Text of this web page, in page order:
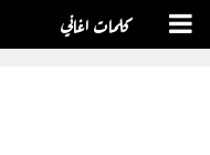
كلمات اغاني